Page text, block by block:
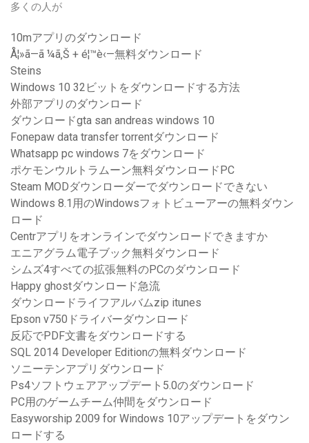
多くの人が
10mアプリのダウンロード
Å¦»ã—ã ¼ã‚Š + é¦™è‹—無料ダウンロード
Steins
Windows 10 32ビットをダウンロードする方法
外部アプリのダウンロード
ダウンロードgta san andreas windows 10
Fonepaw data transfer torrentダウンロード
Whatsapp pc windows 7をダウンロード
ポケモンウルトラムーン無料ダウンロードPC
Steam MODダウンローダーでダウンロードできない
Windows 8.1用のWindowsフォトビューアーの無料ダウン
ロード
Centrアプリをオンラインでダウンロードできますか
エニアグラム電子ブック無料ダウンロード
シムズ4すべての拡張無料のPCのダウンロード
Happy ghostダウンロード急流
ダウンロードライフアルバムzip itunes
Epson v750ドライバーダウンロード
反応でPDF文書をダウンロードする
SQL 2014 Developer Editionの無料ダウンロード
ソニーテンアプリダウンロード
Ps4ソフトウェアアップデート5.0のダウンロード
PC用のゲームチーム仲間をダウンロード
Easyworship 2009 for Windows 10アップデートをダウン
ロードする